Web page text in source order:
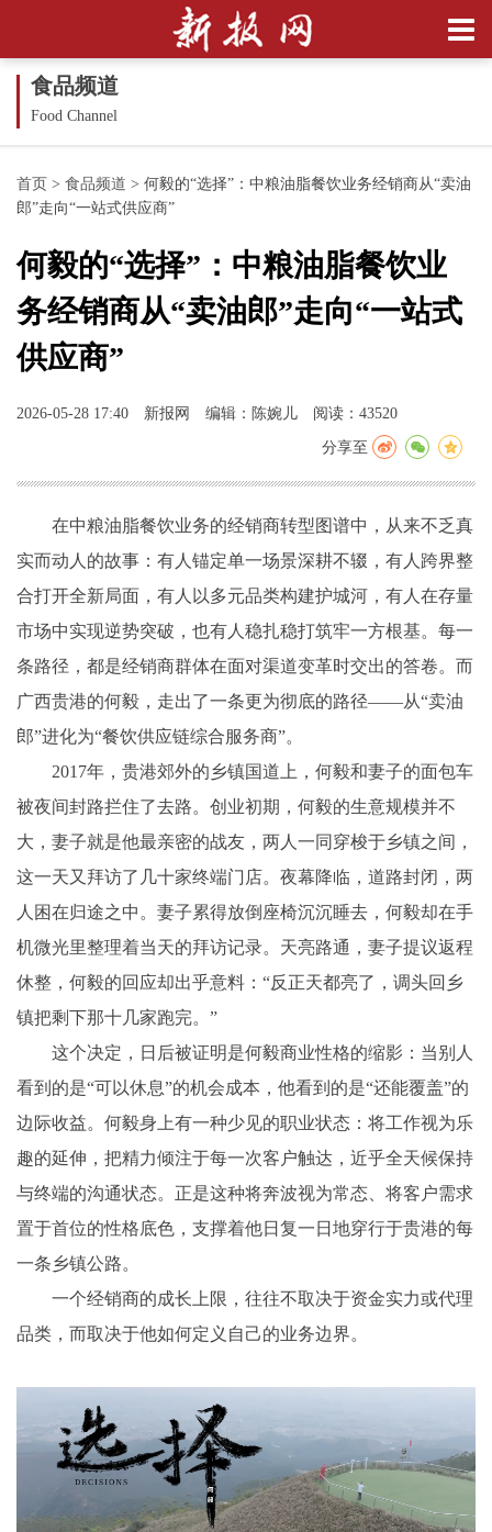
食品频道
Food Channel
首页 > 食品频道 > 何毅的“选择”：中粮油脂餐饮业务经销商从“卖油
郎”走向“一站式供应商”
何毅的“选择”：中粮油脂餐饮业
务经销商从“卖油郎”走向“一站式
供应商”
2026-05-28 17:40 新报网 编辑：陈婉儿 阅读：43520
分享至
在中粮油脂餐饮业务的经销商转型图谱中，从来不乏真
实而动人的故事：有人锚定单一场景深耕不辍，有人跨界整
合打开全新局面，有人以多元品类构建护城河，有人在存量
市场中实现逆势突破，也有人稳扎稳打筑牢一方根基。每一
条路径，都是经销商群体在面对渠道变革时交出的答卷。而
广西贵港的何毅，走出了一条更为彻底的路径——从“卖油
郎”进化为“餐饮供应链综合服务商”。
2017年，贵港郊外的乡镇国道上，何毅和妻子的面包车
被夜间封路拦住了去路。创业初期，何毅的生意规模并不
大，妻子就是他最亲密的战友，两人一同穿梭于乡镇之间，
这一天又拜访了几十家终端门店。夜幕降临，道路封闭，两
人困在归途之中。妻子累得放倒座椅沉沉睡去，何毅却在手
机微光里整理着当天的拜访记录。天亮路通，妻子提议返程
休整，何毅的回应却出乎意料：“反正天都亮了，调头回乡
镇把剩下那十几家跑完。”
这个决定，日后被证明是何毅商业性格的缩影：当别人
看到的是“可以休息”的机会成本，他看到的是“还能覆盖”的
边际收益。何毅身上有一种少见的职业状态：将工作视为乐
趣的延伸，把精力倾注于每一次客户触达，近乎全天候保持
与终端的沟通状态。正是这种将奔波视为常态、将客户需求
置于首位的性格底色，支撑着他日复一日地穿行于贵港的每
一条乡镇公路。
一个经销商的成长上限，往往不取决于资金实力或代理
品类，而取决于他如何定义自己的业务边界。